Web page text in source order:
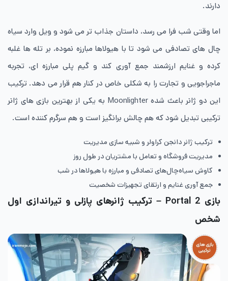
دارند.
اما وقتی شب فرا می رسد، داستان جذاب تر می شود و ویل وارد سیاه
چال های تصادفی می شود تا با هیولاها مبارزه نموده، بر تله ها غلبه
کرده و غنایم ارزشمند جمع آوری کند و گیم پلی مبارزه ای، تجربه
ماجراجویی و تجارت را به شکلی خاص در کنار هم قرار می دهد. ترکیب
این دو ژانر باعث شده Moonlighter به یکی از بهترین بازی های ژانر
ترکیبی تبدیل شود که هم چالش برانگیز است و هم سرگرم کننده است.
ترکیب ژانر دانجن کراولر و شبیه سازی مدیریت
مدیریت فروشگاه و تعامل با مشتریان در طول روز
کاوش سیاه‌چال‌های تصادفی و مبارزه با هیولاها در شب
جمع آوری غنایم و ارتقای تجهیزات شخصیت
بازی Portal 2 – ترکیب ژانرهای پازلی و تیراندازی اول
شخص